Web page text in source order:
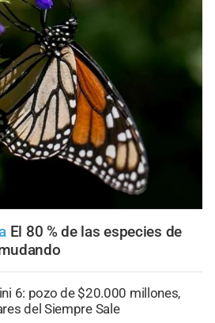
El 80 % de las especies de
6: pozo de $20.000 millones,
del Siempre Sale